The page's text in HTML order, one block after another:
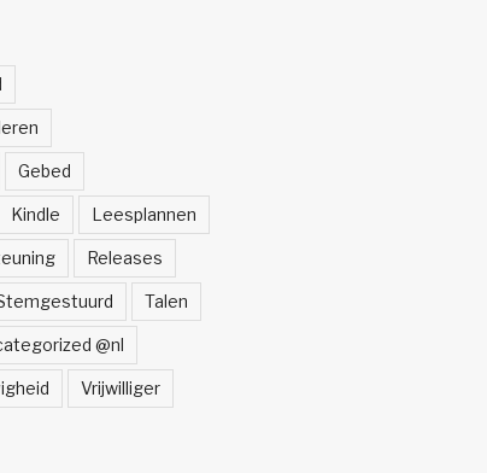
Gebed
Kindle Leesplannen
Releases
Talen
@nl
Vrijwilliger